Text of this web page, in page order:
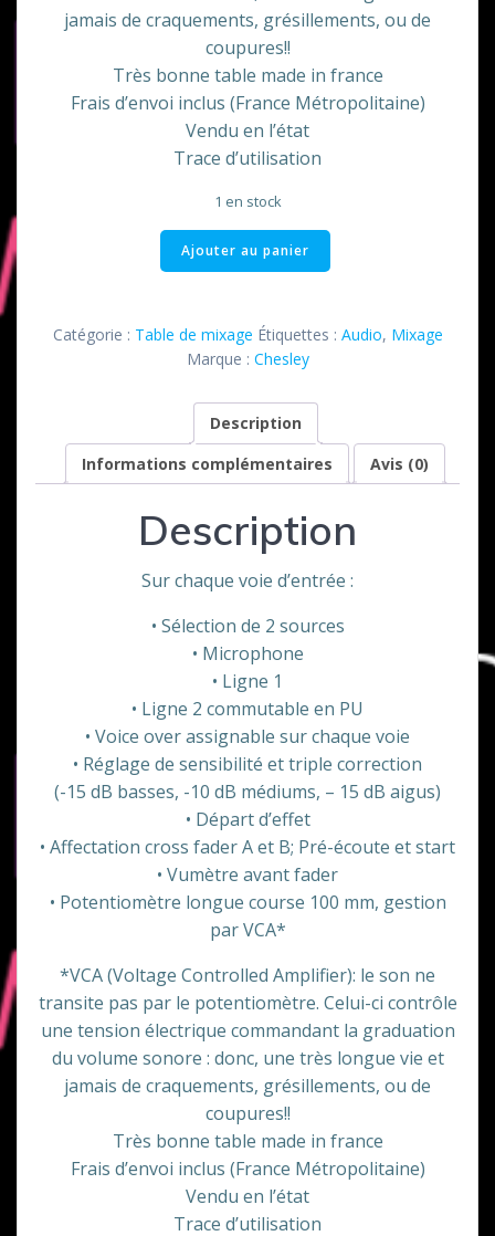
jamais de craquements, grésillements, ou de
coupures!!
Très bonne table made in france
Frais d’envoi inclus (France Métropolitaine)
Vendu en l’état
Trace d’utilisation
1 en stock
quantité
de
mixage
6000
Chesley
Ajouter au panier
Catégorie : Table de mixage Étiquettes : Audio, Mixage
Marque : Chesley
Description
Informations complémentaires
Avis (0)
Description
Sur chaque voie d’entrée :
• Sélection de 2 sources
• Microphone
• Ligne 1
• Ligne 2 commutable en PU
• Voice over assignable sur chaque voie
• Réglage de sensibilité et triple correction
(-15 dB basses, -10 dB médiums, – 15 dB aigus)
• Départ d’effet
• Affectation cross fader A et B; Pré-écoute et start
• Vumètre avant fader
• Potentiomètre longue course 100 mm, gestion
par VCA*
*VCA (Voltage Controlled Amplifier): le son ne
transite pas par le potentiomètre. Celui-ci contrôle
une tension électrique commandant la graduation
du volume sonore : donc, une très longue vie et
jamais de craquements, grésillements, ou de
coupures!!
Très bonne table made in france
Frais d’envoi inclus (France Métropolitaine)
Vendu en l’état
Trace d’utilisation